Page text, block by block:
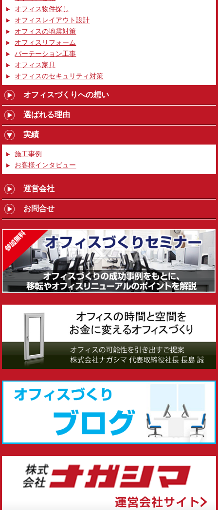
オフィス物件探し
オフィスレイアウト設計
オフィスの地震対策
オフィスリフォーム
パーテーション工事
オフィス家具
オフィスのセキュリティ対策
オフィスづくりへの想い
選ばれる理由
実績
施工事例
お客様インタビュー
運営会社
お問合せ